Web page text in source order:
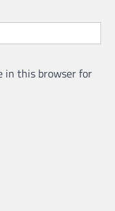
in this browser for